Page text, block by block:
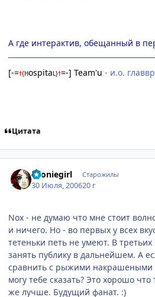
А где интерактив, обещанный в
[-=†{HospitaL}†=-] Team'u - и.о.
Цитата
Tooniegirl Старожилы
30 Июля, 200620 г
Nox - не думаю что мне стоит
и ничего. Но - во первых у всех
тетеньки петь не умеют. В
занять публику в дальнейшем. А
сравнить с рыжими накрашеными
могу тебе сказать? Это хорошо
же лучше. Будущий фанат. :)